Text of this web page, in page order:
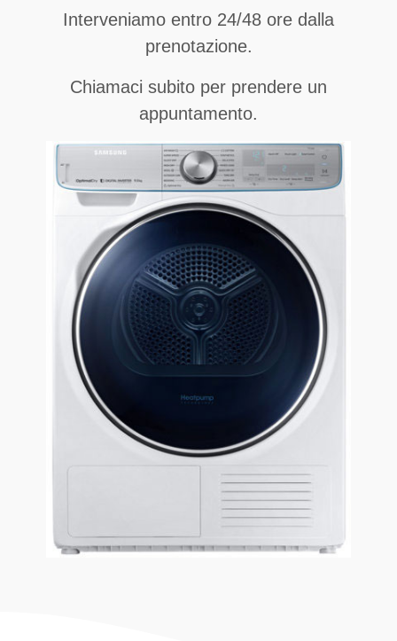
Interveniamo entro 24/48 ore dalla
prenotazione.
Chiamaci subito per prendere un
appuntamento.